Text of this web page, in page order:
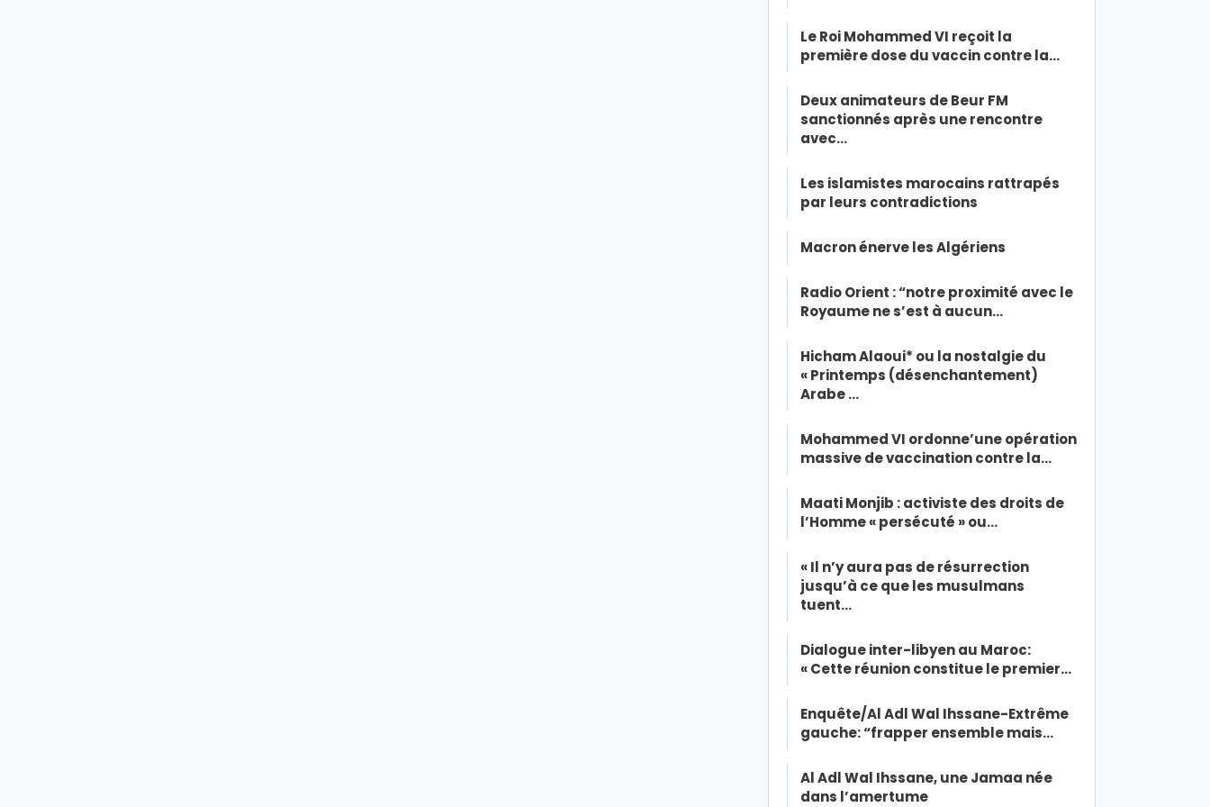
Le Roi Mohammed VI reçoit la
première dose du vaccin contre la…
Deux animateurs de Beur FM
sanctionnés après une rencontre
avec…
Les islamistes marocains rattrapés
par leurs contradictions
Macron énerve les Algériens
Radio Orient : “notre proximité avec le
Royaume ne s’est à aucun…
Hicham Alaoui* ou la nostalgie du
« Printemps (désenchantement)
Arabe …
Mohammed VI ordonne’une opération
massive de vaccination contre la…
Maati Monjib : activiste des droits de
l’Homme « persécuté » ou…
« Il n’y aura pas de résurrection
jusqu’à ce que les musulmans
tuent…
Dialogue inter-libyen au Maroc:
« Cette réunion constitue le premier…
Enquête/Al Adl Wal Ihssane-Extrême
gauche: “frapper ensemble mais…
Al Adl Wal Ihssane, une Jamaa née
dans l’amertume